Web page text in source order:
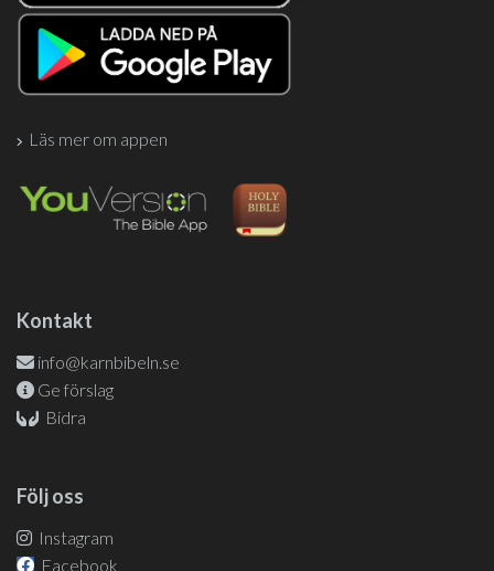
Läs mer om appen
Kontakt
info@karnbibeln.se
Ge förslag
Bidra
Följ oss
Instagram
Facebook